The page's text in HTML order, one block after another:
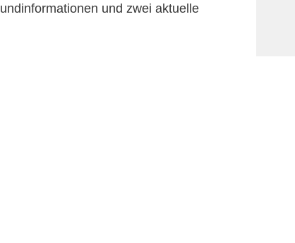
und zwei aktuelle